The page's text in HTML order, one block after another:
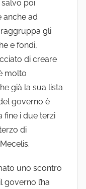
poi
anche ad
raggruppa gli
e fondi,
di creare
molto
già la sua lista
governo è
fine i due terzi
di
uno scontro
l’ha